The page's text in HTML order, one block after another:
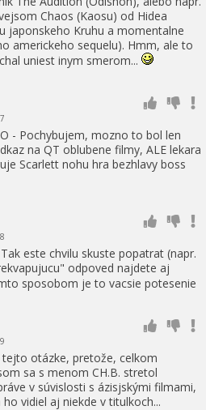
Chaos (Kaosu) od Hidea
japonskeho Kruhu a momentalne
americkeho sequelu). Hmm, ale to
uniest inym smerom...
- Pochybujem, mozno to bol len
na QT oblubene filmy, ALE lekara
Scarlett nohu hra bezhlavy boss
este chvilu skuste popatrat (napr.
odpoved najdete aj
sposobom je to vacsie potesenie
otázke, pretože, celkom
sa s menom CH.B. stretol
v súvislosti s ázisjskými filmami,
vidiel aj niekde v titulkoch...